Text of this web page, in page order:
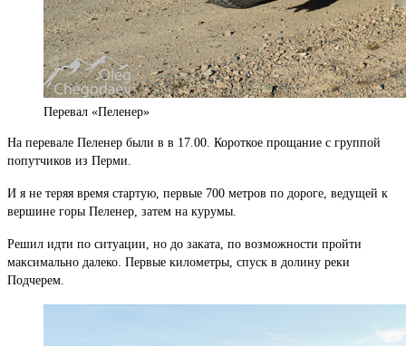
Перевал «Пеленер»
На перевале Пеленер были в в 17.00. Короткое прощание с группой
попутчиков из Перми.
И я не теряя время стартую, первые 700 метров по дороге, ведущей к
вершине горы Пеленер, затем на курумы.
Решил идти по ситуации, но до заката, по возможности пройти
максимально далеко. Первые километры, спуск в долину реки
Подчерем.